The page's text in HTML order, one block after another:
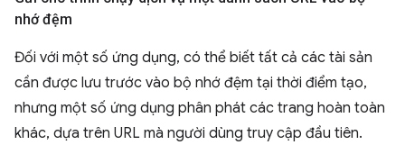
nhớ đệm
Đối với một số ứng dụng, có thể biết tất cả các tài sản
cần được lưu trước vào bộ nhớ đệm tại thời điểm tạo,
nhưng một số ứng dụng phân phát các trang hoàn toàn
khác, dựa trên URL mà người dùng truy cập đầu tiên.